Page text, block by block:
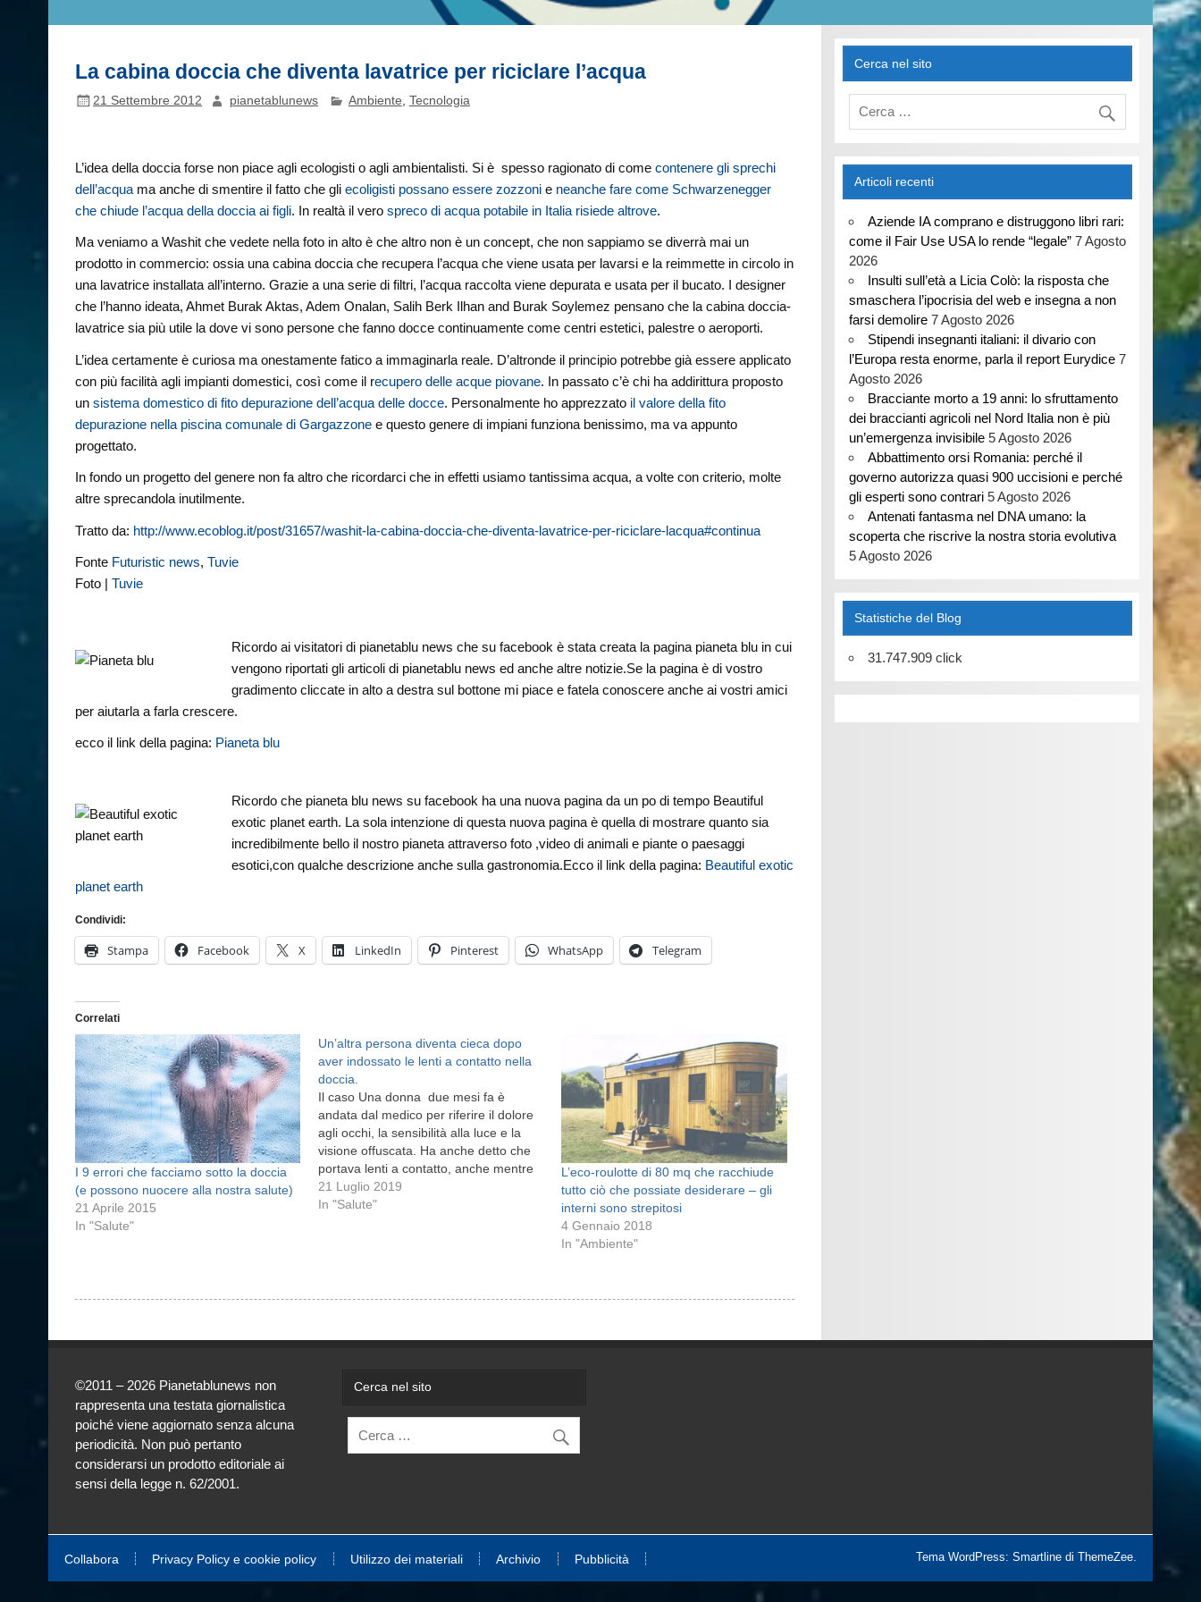
La cabina doccia che diventa lavatrice per riciclare l’acqua
21 Settembre 2012 pianetablunews Ambiente Tecnologia
L’idea della doccia forse non piace agli ecologisti o agli ambientalisti. Si è spesso ragionato di comecontenere gli sprechi
dell’acqua ma anche di smentire il fatto che gliecoligisti possano essere zozzoni e neanche fare come Schwarzenegger
che chiude l’acqua della doccia ai figli. In realtà il verospreco di acqua potabile in Italia risiede altrove.
Ma veniamo a Washit che vedete nella foto in alto è che altro non è un concept, che non sappiamo se diverrà mai un
prodotto in commercio: ossia una cabina doccia che recupera l’acqua che viene usata per lavarsi e la reimmette in circolo in
una lavatrice installata all’interno.Grazie a una serie di filtri, l’acqua raccolta viene depurata e usata per il bucato. I designer
che l’hanno ideata, Ahmet Burak Aktas, Adem Onalan, Salih Berk Ilhan and Burak Soylemez pensano che la cabina doccia-
lavatrice sia più utile la dove vi sono persone che fanno docce continuamente come centri estetici, palestre o aeroporti.
L’idea certamente è curiosa ma onestamente fatico a immaginarla reale. D’altronde il principio potrebbe già essere applicato
con più facilità agli impianti domestici, così come il recupero delle acque piovane. In passato c’è chi ha addirittura proposto
unsistema domestico di fito depurazione dell’acqua delle docce. Personalmente ho apprezzato il valore della fito
depurazione nella piscina comunale di Gargazzone e questo genere di impiani funziona benissimo, ma va appunto
progettato.
In fondo un progetto del genere non fa altro che ricordarci che in effetti usiamo tantissima acqua, a volte con criterio, molte
altre sprecandola inutilmente.
Tratto da: http://www.ecoblog.it/post/31657/washit-la-cabina-doccia-che-diventa-lavatrice-per-riciclare-lacqua#continua
Fonte Futuristic news,Tuvie
Foto |Tuvie
Ricordo ai visitatori di pianetablu news che su facebook è stata creata la pagina pianeta blu in cui
vengono riportati gli articoli di pianetablu news ed anche altre notizie.Se la pagina è di vostro
gradimento cliccate in alto a destra sul bottone mi piace e fatela conoscere anche ai vostri amici
per aiutarla a farla crescere.
ecco il link della pagina: Pianeta blu
Ricordo che pianeta blu news su facebook ha una nuova pagina da un po di tempo Beautiful
exotic planet earth. La sola intenzione di questa nuova pagina è quella di mostrare quanto sia
incredibilmente bello il nostro pianeta attraverso foto ,video di animali e piante o paesaggi
esotici,con qualche descrizione anche sulla gastronomia.Ecco il link della pagina: Beautiful exotic
planet earth
Condividi:
Stampa Facebook X LinkedIn Pinterest WhatsApp Telegram
Correlati
I 9 errori che facciamo sotto la doccia
(e possono nuocere alla nostra salute)
21 Aprile 2015
In "Salute"
Un’altra persona diventa cieca dopo
aver indossato le lenti a contatto nella
doccia.
Il caso Una donna due mesi fa è
andata dal medico per riferire il dolore
agli occhi, la sensibilità alla luce e la
visione offuscata. Ha anche detto che
portava lenti a contatto, anche mentre
faceva la doccia o una nuotata. I medici
hanno eseguito due test. Uno ha
21 Luglio 2019
In "Salute"
L’eco-roulotte di 80 mq che racchiude
tutto ciò che possiate desiderare – gli
interni sono strepitosi
4 Gennaio 2018
In "Ambiente"
Cerca nel sito
Articoli recenti
Aziende IA comprano e distruggono libri rari:
come il Fair Use USA lo rende “legale” 7 Agosto
2026
Insulti sull’età a Licia Colò: la risposta che
smaschera l’ipocrisia del web e insegna a non
farsi demolire 7 Agosto 2026
Stipendi insegnanti italiani: il divario con
l’Europa resta enorme, parla il report Eurydice 7
Agosto 2026
Bracciante morto a 19 anni: lo sfruttamento
dei braccianti agricoli nel Nord Italia non è più
un’emergenza invisibile 5 Agosto 2026
Abbattimento orsi Romania: perché il
governo autorizza quasi 900 uccisioni e perché
gli esperti sono contrari 5 Agosto 2026
Antenati fantasma nel DNA umano: la
scoperta che riscrive la nostra storia evolutiva
5 Agosto 2026
Statistiche del Blog
31.747.909 click
©2011 – 2026 Pianetablunews non
rappresenta una testata giornalistica
poiché viene aggiornato senza alcuna
periodicità. Non può pertanto
considerarsi un prodotto editoriale ai
sensi della legge n. 62/2001.
Cerca nel sito
Collabora Privacy Policy e cookie policy Utilizzo dei materiali Archivio Pubblicità Tema WordPress: Smartline di ThemeZee.